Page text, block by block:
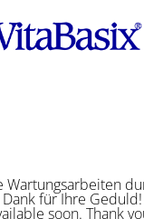
für Ihre
soon. Thank